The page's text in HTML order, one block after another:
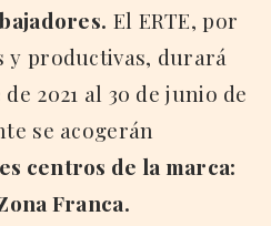
El ERTE, por
y productivas, durará
2021 al 30 de junio de
se acogerán
centros de la marca:
Franca.